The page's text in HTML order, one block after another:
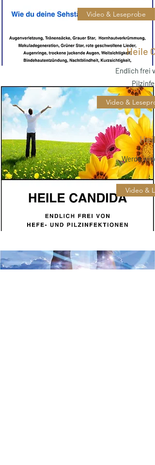
Video & Leseprobe
Heile
Endlich frei
Video &
Werde
Video &